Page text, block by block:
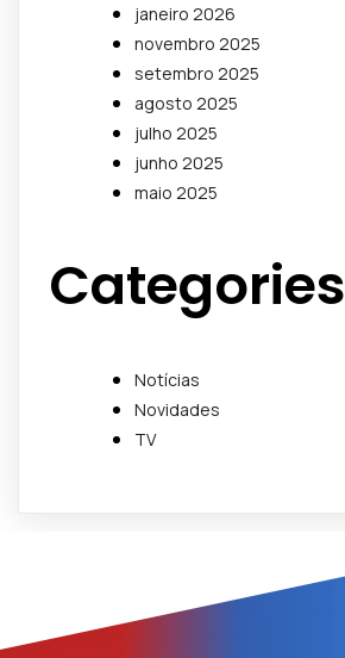
janeiro 2026
novembro 2025
setembro 2025
agosto 2025
julho 2025
junho 2025
maio 2025
Categories
Notícias
Novidades
TV